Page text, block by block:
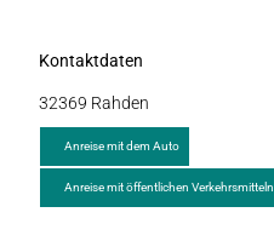
Kontaktdaten
32369 Rahden
Anreise mit dem Auto
Anreise mit öffentlichen Verkehrsmitteln